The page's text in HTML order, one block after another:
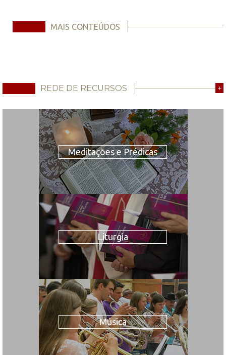
MAIS CONTEÚDOS
REDE DE RECURSOS +
Meditações e Prédicas
Liturgia
Música